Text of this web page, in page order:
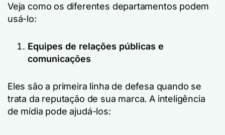
Veja como os diferentes departamentos podem
usá-lo:
Equipes de relações públicas e
comunicações
Eles são a primeira linha de defesa quando se
trata da reputação de sua marca. A inteligência
de mídia pode ajudá-los: